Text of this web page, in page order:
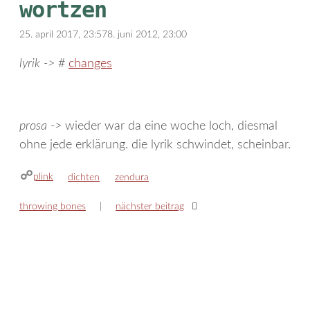
wortzen
25. april 2017, 23:578. juni 2012, 23:00
lyrik -> # changes
prosa -> wieder war da eine woche loch, diesmal
ohne jede erklärung. die lyrik schwindet, scheinbar.
plink kategorien
dichten schlagwörter
zendura
throwing bones nächster beitrag